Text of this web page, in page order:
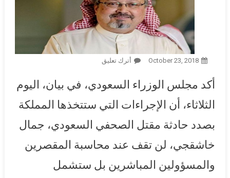
October 23, 2018 أترك تعليق
تقف عند محاسبة المقصرين
أكد مجلس الوزراء السعودي، في بيان، اليوم
الثلاثاء، أن الإجراءات التي ستتخذها المملكة
بصدد حادثة مقتل الصحفي السعودي، جمال
خاشقجي، لن تقف عند محاسبة المقصرين
والمسؤولين المباشرين بل ستشمل